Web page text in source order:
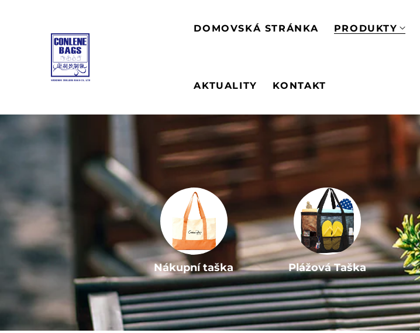
DOMOVSKÁ STRÁNKA PRODUKTY
AKTUALITY KONTAKT
Ostatní Nákupní taška Plážová Taška